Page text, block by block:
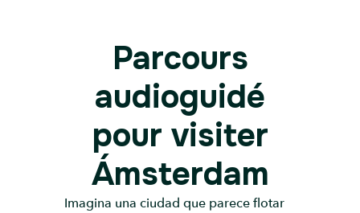
Parcours
audioguidé
pour visiter
Ámsterdam
Imagina una ciudad que parece flotar